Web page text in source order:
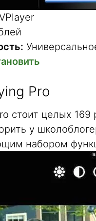
Pro
стоит целых
у
набором